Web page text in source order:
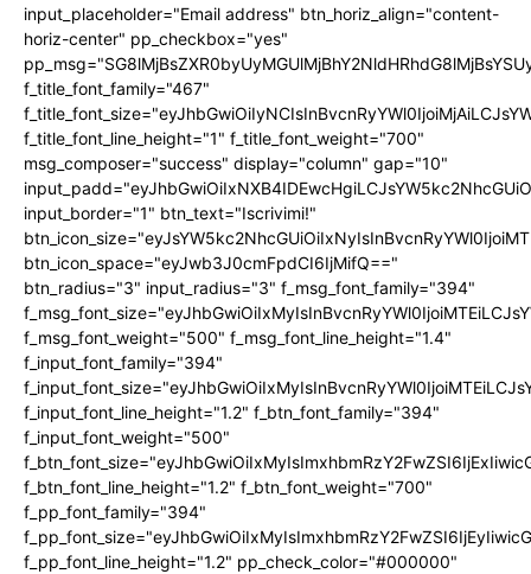
input_placeholder="Email address" btn_horiz_align="content-
horiz-center" pp_checkbox="yes"
f_title_font_family="467"
f_title_font_line_height="1" f_title_font_weight="700"
msg_composer="success" display="column" gap="10"
input_border="1" btn_text="Iscrivimi!"
btn_icon_space="eyJwb3J0cmFpdCI6IjMifQ=="
btn_radius="3" input_radius="3" f_msg_font_family="394"
f_msg_font_weight="500" f_msg_font_line_height="1.4"
f_input_font_family="394"
f_input_font_line_height="1.2" f_btn_font_family="394"
f_input_font_weight="500"
f_btn_font_line_height="1.2" f_btn_font_weight="700"
f_pp_font_family="394"
f_pp_font_line_height="1.2" pp_check_color="#000000"